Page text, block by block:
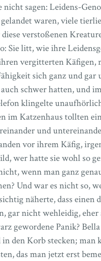
sagen: Leidens-
waren, viele
verstoßenen
Sie litt, wie ihre
vergitterten Käfigen,
sich ganz und
schwer hatten, und
klingelte
im Katzenhaus tollten
und
vor ihrem Käfig,
wer hatte sie wohl so
wenn man ganz
Und war es nicht so,
näherte, dass einen
nicht wehleidig, eher
gewordene Panik?
den Korb stecken; man
das man jetzt erst